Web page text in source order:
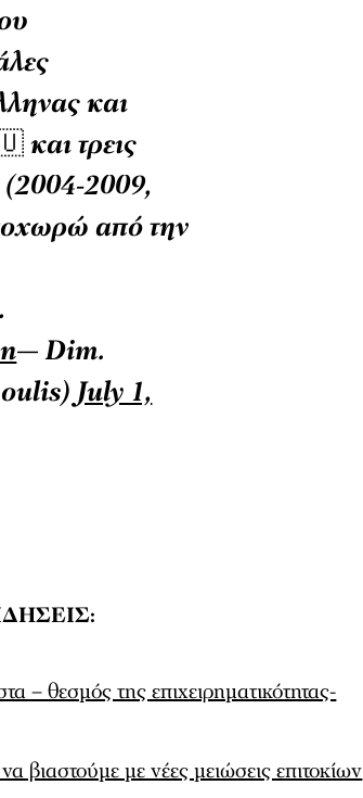
και
και τρεις
(2004-2009,
από την
— Dim.
July 1,
– θεσμός της επιχειρηματικότητας-
βιαστούμε με νέες μειώσεις επιτοκίων